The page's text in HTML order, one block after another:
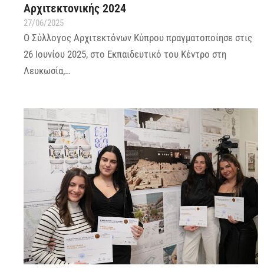
Αρχιτεκτονικής 2024
27/06/2025
Ο Σύλλογος Αρχιτεκτόνων Κύπρου πραγματοποίησε στις
26 Ιουνίου 2025, στο Εκπαιδευτικό του Κέντρο στη
Λευκωσία,…